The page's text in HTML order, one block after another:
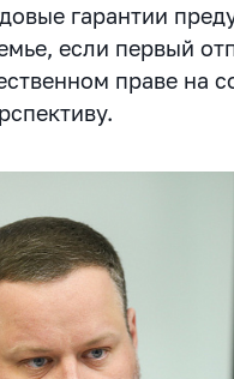
гарантии
если первый
праве на